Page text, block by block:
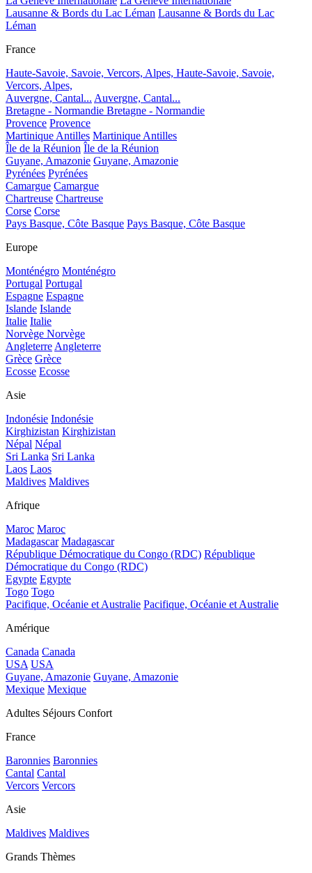
Lausanne & Bords du Lac Léman Lausanne & Bords du Lac
Léman
France
Haute-Savoie, Savoie, Vercors, Alpes, Haute-Savoie, Savoie,
Vercors, Alpes,
Auvergne, Cantal... Auvergne, Cantal...
Bretagne - Normandie Bretagne - Normandie
Provence Provence
Martinique Antilles Martinique Antilles
Île de la Réunion Île de la Réunion
Guyane, Amazonie Guyane, Amazonie
Pyrénées Pyrénées
Camargue Camargue
Chartreuse Chartreuse
Corse Corse
Pays Basque, Côte Basque Pays Basque, Côte Basque
Europe
Monténégro Monténégro
Portugal Portugal
Espagne Espagne
Islande Islande
Italie Italie
Norvège Norvège
Angleterre Angleterre
Grèce Grèce
Ecosse Ecosse
Asie
Indonésie Indonésie
Kirghizistan Kirghizistan
Népal Népal
Sri Lanka Sri Lanka
Laos Laos
Maldives Maldives
Afrique
Maroc Maroc
Madagascar Madagascar
République Démocratique du Congo (RDC) République
Démocratique du Congo (RDC)
Egypte Egypte
Togo Togo
Pacifique, Océanie et Australie Pacifique, Océanie et Australie
Amérique
Canada Canada
USA USA
Guyane, Amazonie Guyane, Amazonie
Mexique Mexique
Adultes Séjours Confort
France
Baronnies Baronnies
Cantal Cantal
Vercors Vercors
Asie
Maldives Maldives
Grands Thèmes